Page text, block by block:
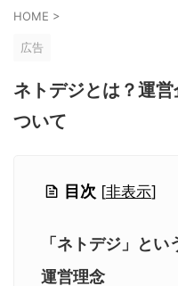
POSレジ
楽天ペイ
ハンドメイド販売 ホー
グーペ
HOME >
広告
ネトデジとは？運
ついて
目次 [非表示]
「ネトデジ」と
運営理念